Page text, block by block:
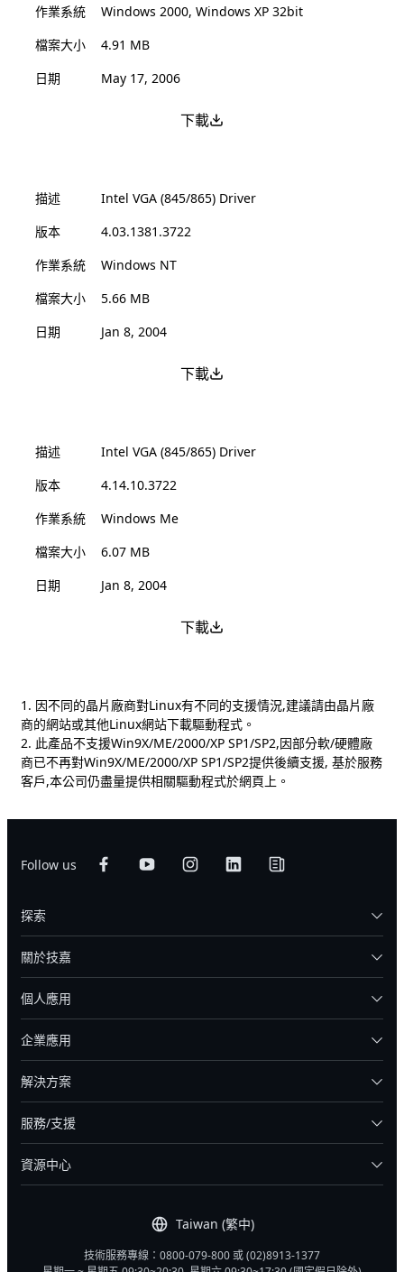
作業系統
Windows 2000, Windows XP 32bit
檔案大小
4.91 MB
日期
May 17, 2006
下載
描述
Intel VGA (845/865) Driver
版本
4.03.1381.3722
作業系統
Windows NT
檔案大小
5.66 MB
日期
Jan 8, 2004
下載
描述
Intel VGA (845/865) Driver
版本
4.14.10.3722
作業系統
Windows Me
檔案大小
6.07 MB
日期
Jan 8, 2004
下載
1. 因不同的晶片廠商對Linux有不同的支援情況,建議請由晶片廠
商的網站或其他Linux網站下載驅動程式。
2. 此產品不支援Win9X/ME/2000/XP SP1/SP2,因部分軟/硬體廠
商已不再對Win9X/ME/2000/XP SP1/SP2提供後續支援, 基於服務
客戶,本公司仍盡量提供相關驅動程式於網頁上。
Follow us
Taiwan (繁中)
探索
關於技嘉
個人應用
企業應用
解決方案
服務/支援
資源中心
技術服務專線：0800-079-800 或 (02)8913-1377